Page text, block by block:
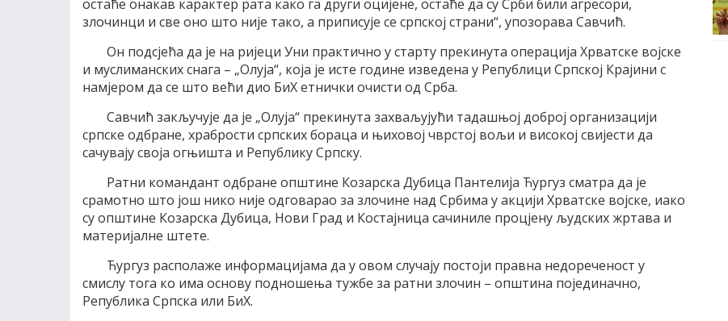
остаће онакав карактер рата како га други оцијене, остаће да су Срби били агресори,
злочинци и све оно што није тако, а приписује се српској страни“, упозорава Савчић.
Он подсјећа да је на ријеци Уни практично у старту прекинута операција Хрватске војске
и муслиманских снага – „Олуја“, која је исте године изведена у Републици Српској Крајини с
намјером да се што већи дио БиХ етнички очисти од Срба.
Савчић закључује да је „Олуја“ прекинута захваљујући тадашњој доброј организацији
српске одбране, храбрости српских бораца и њиховој чврстој вољи и високој свијести да
сачувају своја огњишта и Републику Српску.
Ратни командант одбране општине Козарска Дубица Пантелија Ћургуз сматра да је
срамотно што још нико није одговарао за злочине над Србима у акцији Хрватске војске, иако
су општине Козарска Дубица, Нови Град и Костајница сачиниле процјену људских жртава и
материјалне штете.
Ћургуз располаже информацијама да у овом случају постоји правна недореченост у
смислу тога ко има основу подношења тужбе за ратни злочин – општина појединачно,
Република Српска или БиХ.